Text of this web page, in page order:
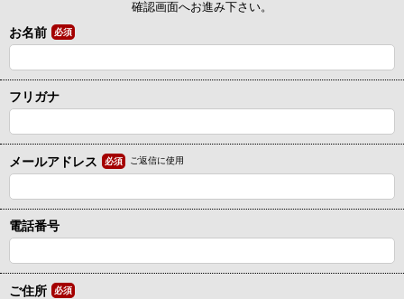
確認画面へお進み下さい。
お名前 必須
フリガナ
メールアドレス 必須 ご返信に使用
電話番号
ご住所 必須